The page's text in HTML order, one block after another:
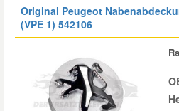
Original Peugeot
(VPE 1) 542106
Smart Ersatzteile
Suzuki Ersatzteile
Toyota Ersatzteile